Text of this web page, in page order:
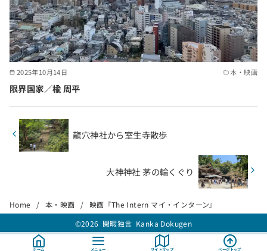
2025年10月14日 本・映画
限界国家／楡 周平
龍穴神社から室生寺散歩
大神神社 茅の輪くぐり
Home 本・映画
映画『The Intern マイ・インターン』
©2026 閑暇独言 Kanka Dokugen
ホーム メニュー サイトマップ ページトップ